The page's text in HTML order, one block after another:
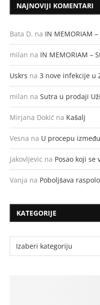
NAJNOVIJI KOMENTARI
Bata D. na IN MEMORIAM
milan na IN MEMORIAM –
Uskrs na 3 nove infekcije u
milan na Sutra u prodaji
Mirjana Dokić na Kašalj
Vesna na U procepu
Jakovljevic na Posao koji se
Vanja na Poboljšava
KATEGORIJE